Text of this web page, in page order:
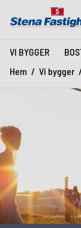
VI BYGGER
Hem Vi bygger